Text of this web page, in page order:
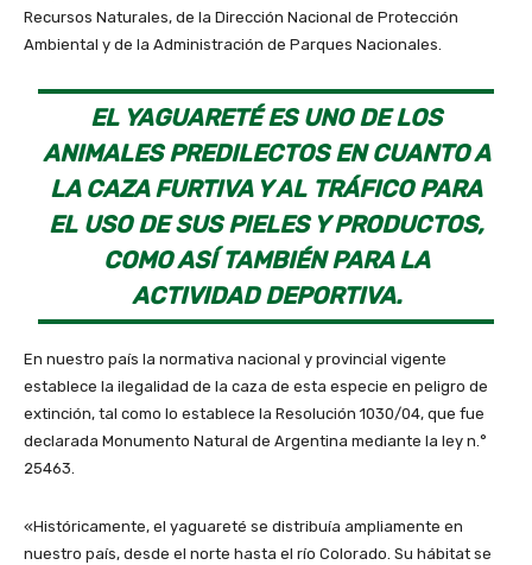
Recursos Naturales, de la Dirección Nacional de Protección
Ambiental y de la Administración de Parques Nacionales.
EL YAGUARETÉ ES UNO DE LOS
ANIMALES PREDILECTOS EN CUANTO A
LA CAZA FURTIVA Y AL TRÁFICO PARA
EL USO DE SUS PIELES Y PRODUCTOS,
COMO ASÍ TAMBIÉN PARA LA
ACTIVIDAD DEPORTIVA.
En nuestro país la normativa nacional y provincial vigente
establece la ilegalidad de la caza de esta especie en peligro de
extinción, tal como lo establece la Resolución 1030/04, que fue
declarada Monumento Natural de Argentina mediante la ley n.°
25463.
«Históricamente, el yaguareté se distribuía ampliamente en
nuestro país, desde el norte hasta el río Colorado. Su hábitat se